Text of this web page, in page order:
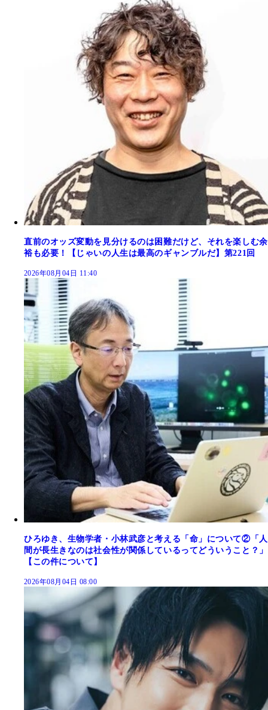
直前のオッズ変動を見分けるのは困難だけど、それを楽しむ余
裕も必要！【じゃいの人生は最高のギャンブルだ】第221回
2026年08月04日 11:40
ひろゆき、生物学者・小林武彦と考える「命」について②「人
間が長生きなのは社会性が関係しているってどういうこと？」
【この件について】
2026年08月04日 08:00